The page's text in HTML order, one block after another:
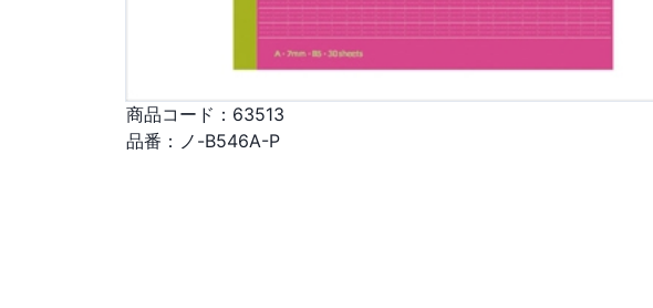
商品コード： 63513
品番： ノ-B546A-P